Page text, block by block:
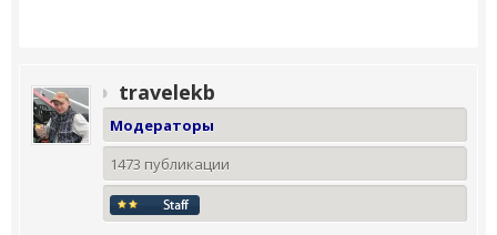
travelekb
Модераторы
1473 публикации